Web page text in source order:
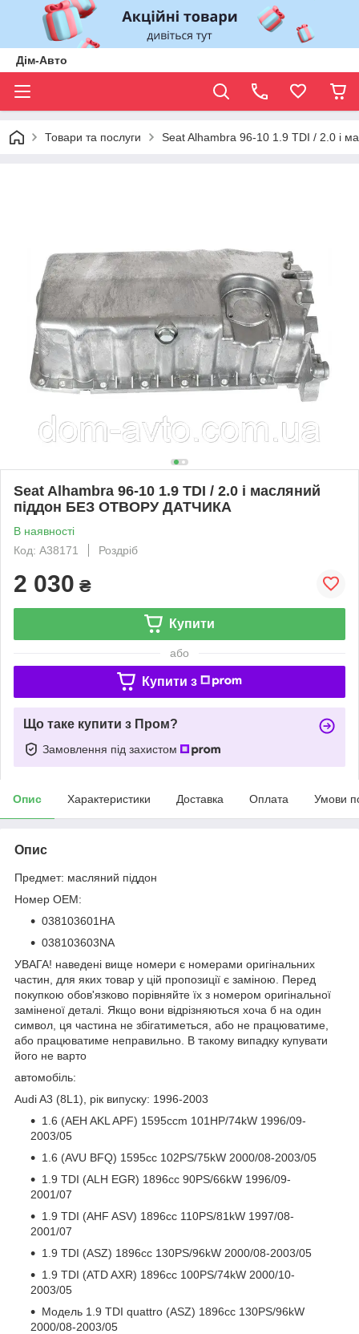
Дім-Авто
Товари та послуги Seat Alhambra 96-10 1.9 TDI / 2.0 і
Seat Alhambra 96-10 1.9 TDI / 2.0 і масляний
піддон БЕЗ ОТВОРУ ДАТЧИКА
В наявності
Код: A38171
Роздріб
2 030 ₴
Купити
або
Купити з
Що таке купити з Пром?
Замовлення під захистом
Опис Характеристики Доставка Оплата Умови
Опис
Предмет: масляний піддон
Номер OEM:
038103601НА
038103603NA
УВАГА! наведені вище номери є номерами оригінальних
частин, для яких товар у цій пропозиції є заміною. Перед
покупкою обов'язково порівняйте їх з номером оригінальної
заміненої деталі. Якщо вони відрізняються хоча б на один
символ, ця частина не збігатиметься, або не працюватиме,
або працюватиме неправильно. В такому випадку купувати
його не варто
автомобіль:
Audi A3 (8L1), рік випуску: 1996-2003
1.6 (AEH AKL APF) 1595ccm 101HP/74kW 1996/09-
2003/05
1.6 (AVU BFQ) 1595cc 102PS/75kW 2000/08-2003/05
1.9 TDI (ALH EGR) 1896cc 90PS/66kW 1996/09-
2001/07
1.9 TDI (AHF ASV) 1896cc 110PS/81kW 1997/08-
2001/07
1.9 TDI (ASZ) 1896cc 130PS/96kW 2000/08-2003/05
1.9 TDI (ATD AXR) 1896cc 100PS/74kW 2000/10-
2003/05
Модель 1.9 TDI quattro (ASZ) 1896cc 130PS/96kW
2000/08-2003/05